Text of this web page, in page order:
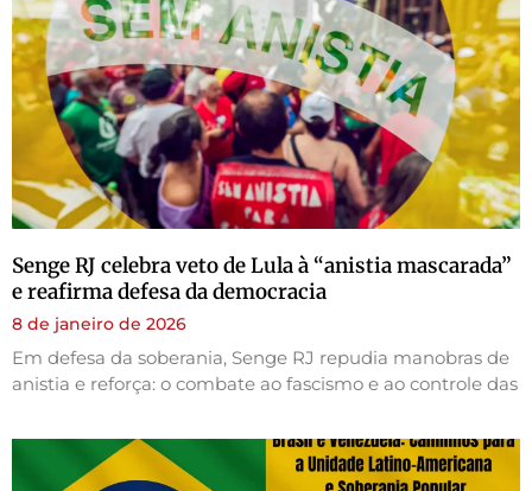
Senge RJ celebra veto de Lula à “anistia mascarada”
e reafirma defesa da democracia
8 de janeiro de 2026
Em defesa da soberania, Senge RJ repudia manobras de
anistia e reforça: o combate ao fascismo e ao controle das